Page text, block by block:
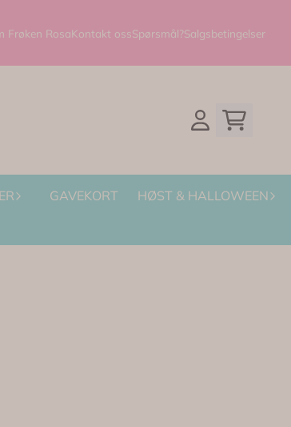
Frøken RosaKontakt ossSpørsmål?Salgsbetingelser
GAVEKORT
HØST & HALLOWEEN